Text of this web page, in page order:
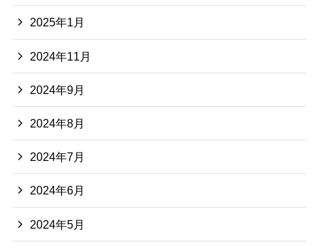
2025年1月
2024年11月
2024年9月
2024年8月
2024年7月
2024年6月
2024年5月